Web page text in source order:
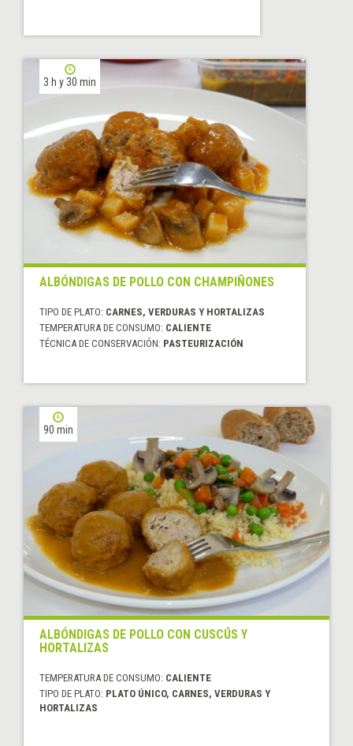
3 h y 30 min
ALBÓNDIGAS DE POLLO CON CHAMPIÑONES
TIPO DE PLATO: CARNES, VERDURAS Y HORTALIZAS
TEMPERATURA DE CONSUMO: CALIENTE
TÉCNICA DE CONSERVACIÓN: PASTEURIZACIÓN
90 min
ALBÓNDIGAS DE POLLO CON CUSCÚS Y
HORTALIZAS
TEMPERATURA DE CONSUMO: CALIENTE
TIPO DE PLATO: PLATO ÚNICO, CARNES, VERDURAS Y
HORTALIZAS